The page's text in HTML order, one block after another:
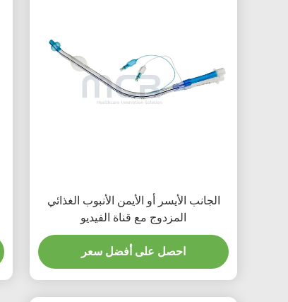
الجانب الأيسر أو الأيمن الأنبوب الغذائي
المزدوج مع قناة الفيديو
احصل على أفضل سعر